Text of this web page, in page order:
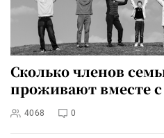
Сколько членов
проживают вместе с
4068 0